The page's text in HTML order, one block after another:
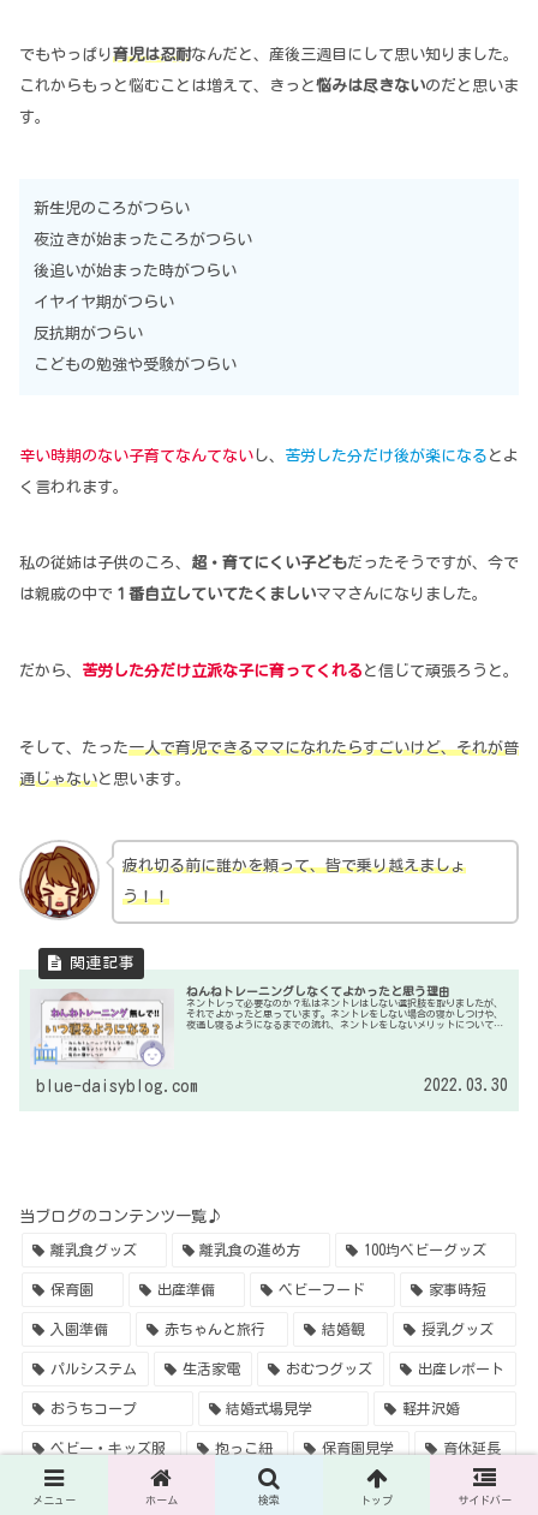
でもやっぱり育児は忍耐なんだと、産後三週目にして思い知りました。
これからもっと悩むことは増えて、きっと悩みは尽きないのだと思いま
す。
新生児のころがつらい
夜泣きが始まったころがつらい
後追いが始まった時がつらい
イヤイヤ期がつらい
反抗期がつらい
こどもの勉強や受験がつらい
辛い時期のない子育てなんてないし、 苦労した分だけ後が楽になる とよ
く言われます。
私の従姉は子供のころ、 超・育てにくい子どもだったそうですが、今で
は親戚の中で １番自立していてたくましいママさんになりました。
だから、 苦労した分だけ立派な子に育ってくれる と信じて頑張ろうと。
そして、たった一人で育児できるママになれたらすごいけど、それが普
通じゃないと思います。
疲れ切る前に誰かを頼って、皆で乗り越えましょ
う！！
ねんねトレーニングしなくてよかったと思う理由
ネントレって必要なのか？私はネントレはしない選択肢を取りましたが、
それでよかったと思っています。ネントレをしない場合の寝かしつけや、
夜通し寝るようになるまでの流れ、ネントレをしないメリットについてま
blue-daisyblog.com 2022.03.30
当ブログのコンテンツ一覧♪
離乳食グッズ 離乳食の進め方 100均ベビーグッズ
保育園 出産準備 ベビーフード 家事時短
入園準備 赤ちゃんと旅行 結婚観 授乳グッズ
パルシステム 生活家電 おむつグッズ 出産レポート
おうちコープ 結婚式場見学 軽井沢婚
ベビー・キッズ服 抱っこ紐 保育園見学 育休延長
ベビーカー ヒップシート 寝かしつけ
メニュー ホーム 検索 トップ サイドバー